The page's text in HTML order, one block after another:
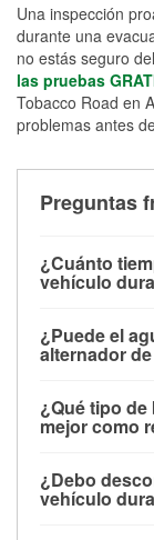
Una inspección
durante una
no estás seguro
las pruebas
Tobacco Road en
problemas antes
Preguntas
¿Cuánto
vehículo
alimentar
limitado, pero
contar con un
cortes
¿Puede el
alternador
parte baja del
dañarse si se
días después
¿Qué tipo
mejor como
para
selladas,
¿Debo
vehículo